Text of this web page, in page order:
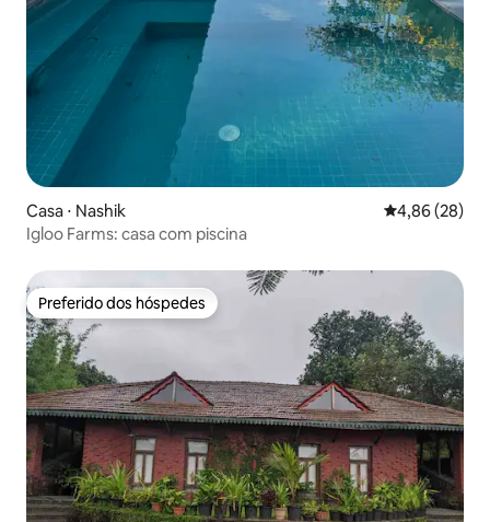
Casa ⋅ Nashik 4,86 de uma
4,86 (28)
Igloo Farms: casa com piscina
Preferido dos hóspedes
Preferido dos hóspedes